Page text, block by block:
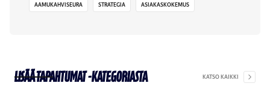
AAMUKAHVISEURA STRATEGIA ASIAKASKOKEMUS
LisääTapahtumat-kategoriasta KATSO KAIKKI